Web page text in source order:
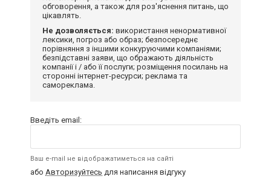
обговорення, а також для роз'яснення питань, що
цікавлять.
Не дозволяється: використання ненормативної
лексики, погроз або образ; безпосереднє
порівняння з іншими конкуруючими компаніями;
безпідставні заяви, що ображають діяльність
компанії і / або її послуги; розміщення посилань на
сторонні інтернет-ресурси; реклама та
самореклама.
Введіть email:
Ваш e-mail не відображатиметься на сайті
або Авторизуйтесь для написання відгуку